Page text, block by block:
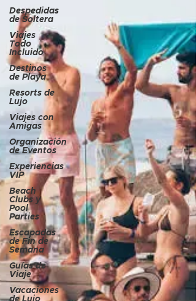
Despedidas
de Soltera
Viajes
Todo
Incluido
Destinos
de Playa
Resorts de
Lujo
Viajes con
Amigas
Organización
de Eventos
Experiencias
VIP
Beach
Clubs y
Pool
Parties
Escapadas
de Fin de
Semana
Guías de
Viaje
Vacaciones
de Lujo